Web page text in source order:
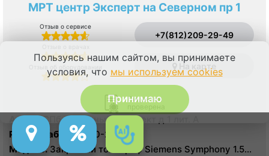
МРТ центр Эксперт на Северном пр 1
Отзыв о сервисе
+7(812)209-29-49
На карте
Лицензия
Адрес: СПб, Северный проспект д 1 лит. А
Режим работы:7:00-23:00
Модель:Закрытый томограф Siemens Symphony 1.5
Пользуясь нашим сайтом, вы принимаете
условия, что мы используем cookies
Принимаю